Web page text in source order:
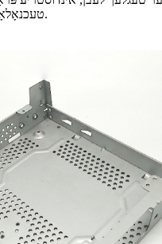
טעכנאָלאָגיע אַפּלאַקיישאַן פעלד.